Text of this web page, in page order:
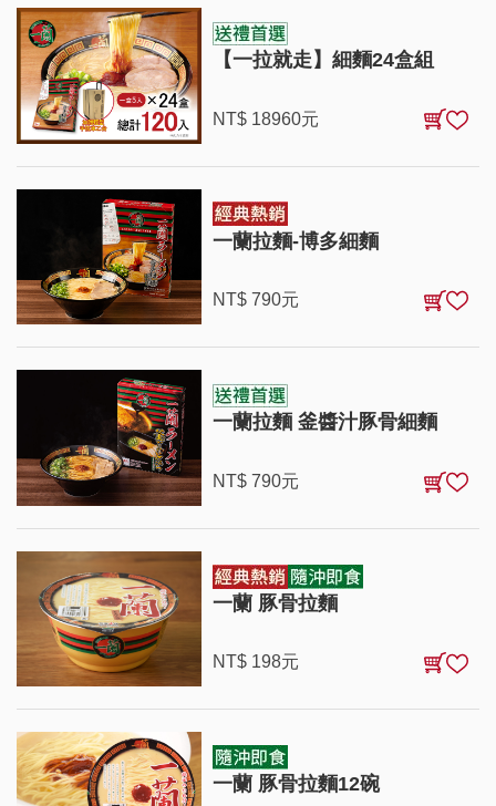
【一拉就走】細麵24盒組
NT$ 18960元
一蘭拉麵-博多細麵
NT$790元
一蘭拉麵 釜醬汁豚骨細麵
NT$790元
一蘭 豚骨拉麵
NT$ 198元
一蘭 豚骨拉麵12碗